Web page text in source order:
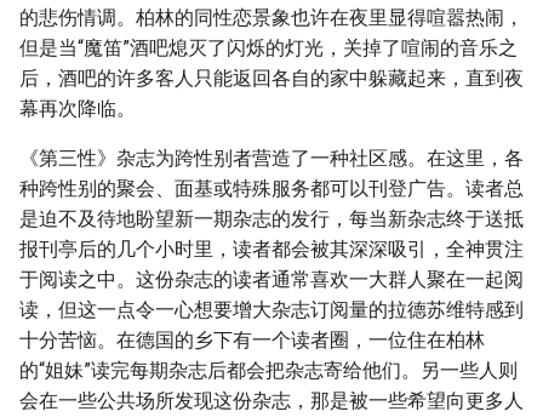
的悲伤情调。柏林的同性恋景象也许在夜里显得喧嚣热闹，
但是当“魔笛”酒吧熄灭了闪烁的灯光，关掉了喧闹的音乐之
后，酒吧的许多客人只能返回各自的家中躲藏起来，直到夜
幕再次降临。
《第三性》杂志为跨性别者营造了一种社区感。在这里，各
种跨性别的聚会、面基或特殊服务都可以刊登广告。读者总
是迫不及待地盼望新一期杂志的发行，每当新杂志终于送抵
报刊亭后的几个小时里，读者都会被其深深吸引，全神贯注
于阅读之中。这份杂志的读者通常喜欢一大群人聚在一起阅
读，但这一点令一心想要增大杂志订阅量的拉德苏维特感到
十分苦恼。在德国的乡下有一个读者圈，一位住在柏林
的“姐妹”读完每期杂志后都会把杂志寄给他们。另一些人则
会在一些公共场所发现这份杂志，那是被一些希望向更多人